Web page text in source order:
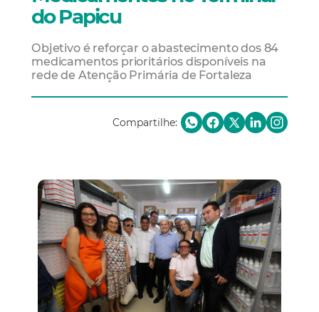
do Papicu
Objetivo é reforçar o abastecimento dos 84
medicamentos prioritários disponíveis na
rede de Atenção Primária de Fortaleza
Compartilhe: